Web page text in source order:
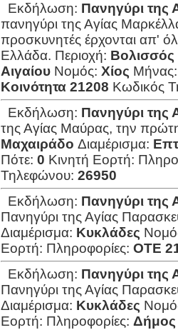
Εκδήλωση: Πανηγύρι της
πανηγύρι της Αγίας
προσκυνητές έρχονται απ'
Ελλάδα. Περιοχή: Βολισσός
Αιγαίου Νομός: Χίος
Κοινότητα 21208 Κωδικός
Εκδήλωση: Πανηγύρι της
της Αγίας Μαύρας, την
Μαχαιράδο Διαμέρισμα:
Πότε: 0 Κινητή Εορτή:
Τηλεφώνου: 26950
Εκδήλωση: Πανηγύρι της
Πανηγύρι της Αγίας
Διαμέρισμα: Κυκλάδες
Εορτή: Πληροφορίες: ΟΤΕ
Εκδήλωση: Πανηγύρι της
Πανηγύρι της Αγίας
Διαμέρισμα: Κυκλάδες
Εορτή: Πληροφορίες: Δήμος